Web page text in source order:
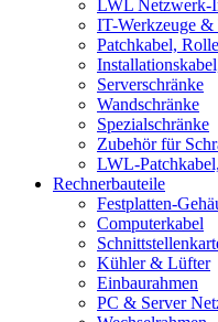
LWL Netzwerk-
IT-Werkzeuge &
Patchkabel,
Serverschränke
Wandschränke
Spezialschränke
Zubehör für
LWL-
Rechnerbauteile
Festplatten-
Computerkabel
Kühler & Lüfter
Einbaurahmen
PC & Server